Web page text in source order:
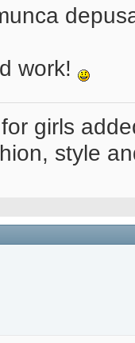
work!
for girls
style